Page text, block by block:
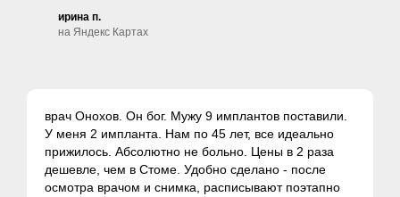
ирина п.
на Яндекс Картах
врач Онохов. Он бог. Мужу 9 имплантов поставили.
У меня 2 импланта. Нам по 45 лет, все идеально
прижилось. Абсолютно не больно. Цены в 2 раза
дешевле, чем в Стоме. Удобно сделано - после
осмотра врачом и снимка, расписывают поэтапно